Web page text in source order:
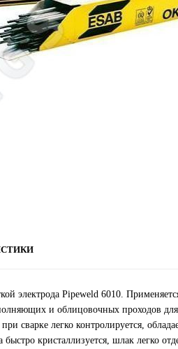
электрода Pipeweld 6010.
и облицовочных проходов
сварке легко контролируется,
кристаллизуется, шлак легко